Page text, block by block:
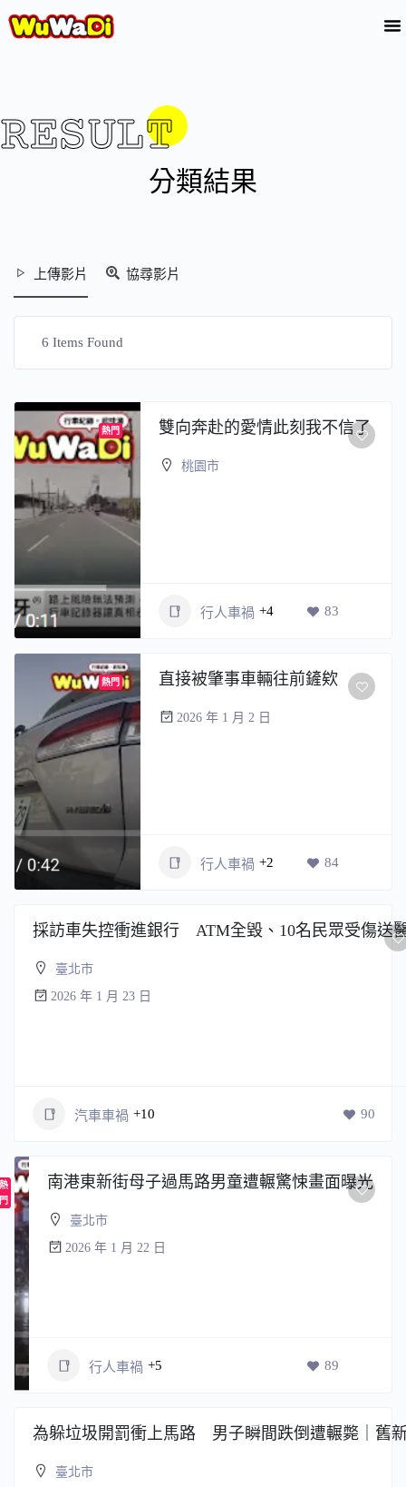
RESULT
分類結果
上傳影片 協尋影片
6 Items Found
熱門 雙向奔赴的愛情此刻我不信了
桃園市
行人車禍 +4 83
熱門 直接被肇事車輛往前鏟欸
2026 年 1 月 2 日
行人車禍 +2 84
採訪車失控衝進銀行 ATM全毀、10名民眾受傷送
臺北市
2026 年 1 月 23 日
汽車車禍 +10 90
熱
門
南港東新街母子過馬路男童遭輾驚悚畫面曝光
臺北市
2026 年 1 月 22 日
行人車禍 +5 89
為躲垃圾開罰衝上馬路 男子瞬間跌倒遭輾斃｜舊
臺北市